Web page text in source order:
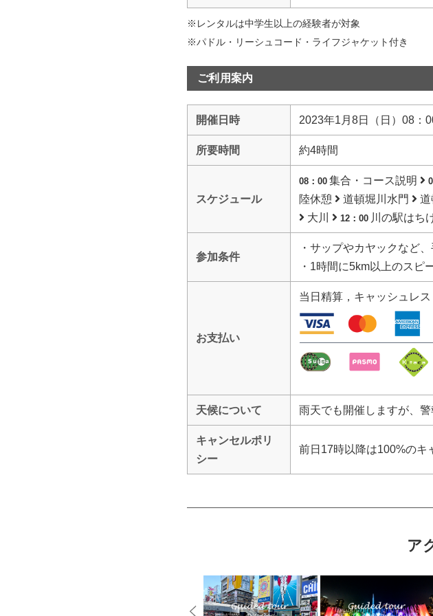
※レンタルは中学生以上の経験者が対象
※パドル・リーシュコード・ライフジャケット付き
ご利用案内
開催日時 2023年1月8日（日）08：
所要時間 約4時間
スケジュール
08：00 集合・コース説明
陸休憩
道頓堀川水門 道
大川
12：00 川の駅はち
参加条件
・サップやカヤックなど
・1時間に5km以上のスピ
お支払い
当日精算，キャッシュレス
天候について 雨天でも開催しますが、
キャンセルポリ
シー
前日17時以降は100%のキ
ア